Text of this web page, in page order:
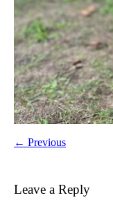
← Previous
Leave a Reply